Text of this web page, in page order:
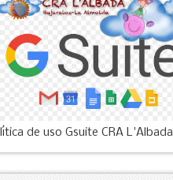
de uso Gsuite CRA L'Albada